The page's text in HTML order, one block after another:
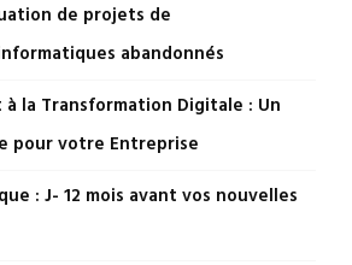
de projets de
abandonnés
la Transformation Digitale : Un
pour votre Entreprise
: J- 12 mois avant vos nouvelles